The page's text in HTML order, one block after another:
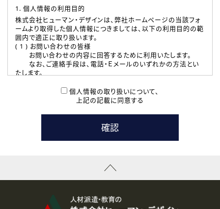
1. 個人情報の利用目的
株式会社ヒューマン・デザインは、弊社ホームページの当該フォ
ームより取得した個人情報につきましては、以下の利用目的の範
囲内で適正に取り扱います。
( 1 ) お問い合わせの皆様
お問い合わせの内容に回答するために利用いたします。
なお、ご連絡手段は、電話・Ｅメールのいずれかの方法とい
たします。
本登録に関するご連絡および本登録時の参考情報として利
たします。
( 3 ) スタッフ派遣を検討されている企業の皆様
お問い合わせの内容に回答するために利用いたします。
なお、ご連絡手段は、電話・Ｅメールのいずれかの方法とい
資料送付、受講相談に関するご連絡のために利用いたしま
その他、お問い合わせの内容に回答するために利用いたし
個人情報の取り扱いについて、
上記の記載に同意する